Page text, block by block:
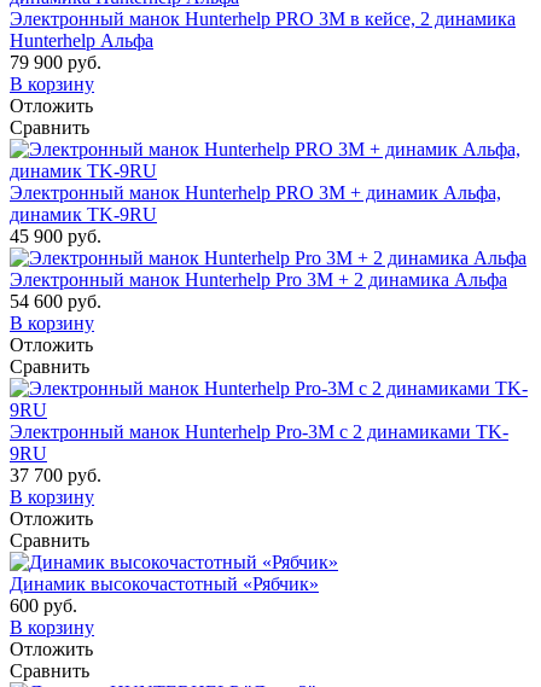
Электронный манок Hunterhelp PRO 3М в кейсе, 2 динамика
Hunterhelp Альфа
79 900 руб.
В корзину
Отложить
Сравнить
Электронный манок Hunterhelp PRO 3М + динамик Альфа,
динамик TK-9RU
45 900 руб.
Электронный манок Hunterhelp Pro 3М + 2 динамика Альфа
54 600 руб.
В корзину
Отложить
Сравнить
Электронный манок Hunterhelp Pro-3М с 2 динамиками TK-
9RU
37 700 руб.
В корзину
Отложить
Сравнить
Динамик высокочастотный «Рябчик»
600 руб.
В корзину
Отложить
Сравнить